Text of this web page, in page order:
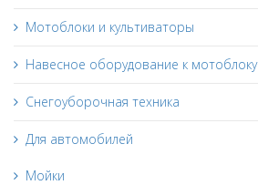
Мотоблоки и культиваторы
Навесное оборудование к мотоблоку
Снегоуборочная техника
Для автомобилей
Мойки